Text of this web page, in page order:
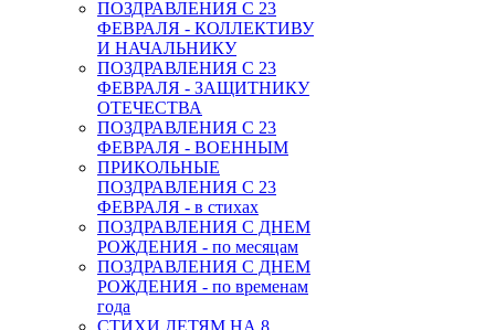
ПОЗДРАВЛЕНИЯ С 23
ФЕВРАЛЯ - КОЛЛЕКТИВУ
И НАЧАЛЬНИКУ
ПОЗДРАВЛЕНИЯ С 23
ФЕВРАЛЯ - ЗАЩИТНИКУ
ОТЕЧЕСТВА
ПОЗДРАВЛЕНИЯ С 23
ФЕВРАЛЯ - ВОЕННЫМ
ПРИКОЛЬНЫЕ
ПОЗДРАВЛЕНИЯ С 23
ФЕВРАЛЯ - в стихах
ПОЗДРАВЛЕНИЯ С ДНЕМ
РОЖДЕНИЯ - по месяцам
ПОЗДРАВЛЕНИЯ С ДНЕМ
РОЖДЕНИЯ - по временам
года
СТИХИ ДЕТЯМ НА 8